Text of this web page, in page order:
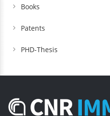
Books
Patents
PHD-Thesis